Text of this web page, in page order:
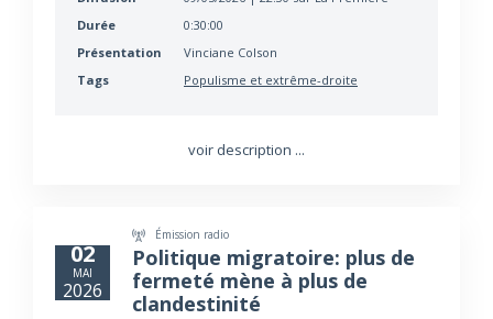
Durée
0:30:00
Présentation
Vinciane Colson
Tags
Populisme et extrême-droite
voir description ...
02
MAI
2026
Émission radio
Politique migratoire: plus de
fermeté mène à plus de
clandestinité